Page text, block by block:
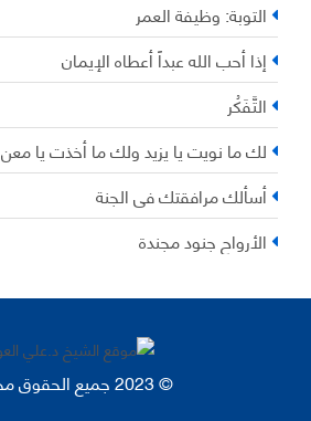
التوبة: وظيفة العمر
إذا أحب الله عبداً أعطاه الإيمان
التَّفَكُر
لك ما نويت يا يزيد ولك ما أخذت يا معن
أسألك مرافقتك في الجنة
الأرواح جنود مجندة
© 2023 جميع الحقوق محفوظة